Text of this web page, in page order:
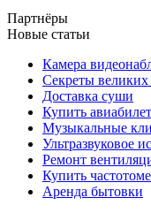
Партнёры
Новые статьи
Камера
Секреты
Доставка суши
Купить авиабилет
Музыкальные
Ультразвуковое
Ремонт
Купить
Аренда бытовки